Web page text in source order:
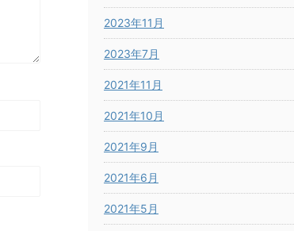
2023年11月
2023年7月
2021年11月
2021年10月
2021年9月
2021年6月
2021年5月